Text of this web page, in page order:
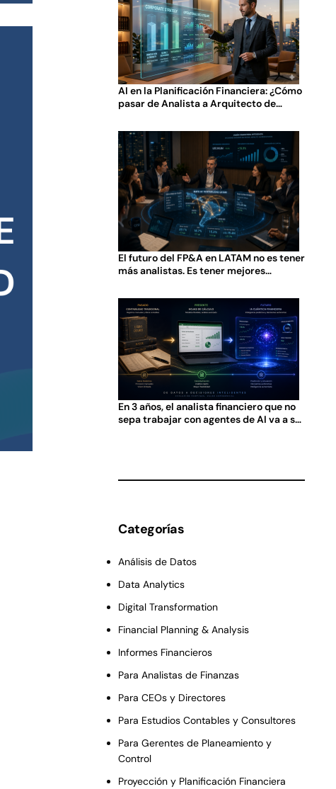
AI en la Planificación Financiera: ¿Cómo
pasar de Analista a Arquitecto de
El futuro del FP&A en LATAM no es tener
más analistas. Es tener mejores
En 3 años, el analista financiero que no
sepa trabajar con agentes de AI va a ser
Categorías
Análisis de Datos
Data Analytics
Digital Transformation
Financial Planning & Analysis
Informes Financieros
Para Analistas de Finanzas
Para CEOs y Directores
Para Estudios Contables y Consultores
Para Gerentes de Planeamiento y
Control
Proyección y Planificación Financiera